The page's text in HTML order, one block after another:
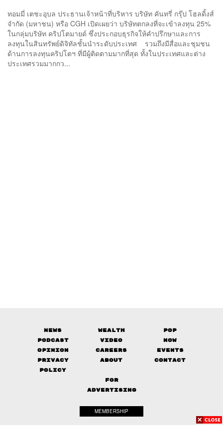
ทอมมี่ เตชะอุบล ประธานเจ้าหน้าที่บริหาร บริษัท คันทรี่ กรุ๊ป โฮลดิ้งส์
จำกัด (มหาชน) หรือ CGH เปิดเผยว่า บริษัทตกลงที่จะเข้าลงทุน 25%
ในกลุ่มบริษัท คริปโตมายด์ ซึ่งประกอบธุรกิจให้คำปรึกษาและการ
ลงทุนในสินทรัพย์ดิจิทัลชั้นนำระดับประเทศ รวมถึงมีสื่อและชุมชน
ด้านการลงทุนคริปโตฯ ที่มีผู้ติดตามมากที่สุด ทั้งในประเทศและต่าง
ประเทศรวมมากกว...
News Wealth
Pop
Podcast
Video
Now
Opinion
Careers
Events
Privacy
Policy
About Contact
FOR
ADVERTISING
MEMBERSHIP